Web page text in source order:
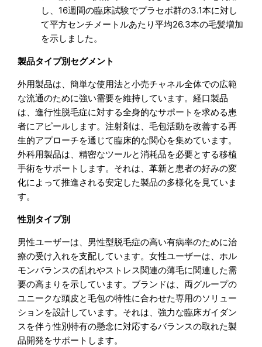
し、16週間の臨床試験でプラセボ群の3.1本に対し
て平方センチメートルあたり平均26.3本の毛髪増加
を示しました。
製品タイプ別セグメント
外用製品は、簡単な使用法と小売チャネル全体での広範
な流通のために強い需要を維持しています。経口製品
は、進行性脱毛症に対する全身的なサポートを求める患
者にアピールします。注射剤は、毛包活動を改善する再
生的アプローチを通じて臨床的な関心を集めています。
外科用製品は、精密なツールと消耗品を必要とする移植
手術をサポートします。それは、革新と患者の好みの変
化によって推進される安定した製品の多様化を見ていま
す。
性別タイプ別
男性ユーザーは、男性型脱毛症の高い有病率のために治
療の受け入れを支配しています。女性ユーザーは、ホル
モンバランスの乱れやストレス関連の薄毛に関連した需
要の高まりを示しています。ブランドは、両グループの
ユニークな頭皮と毛包の特性に合わせた専用のソリュー
ションを設計しています。それは、強力な臨床ガイダン
スを伴う性別特有の懸念に対応するバランスの取れた製
品開発をサポートします。